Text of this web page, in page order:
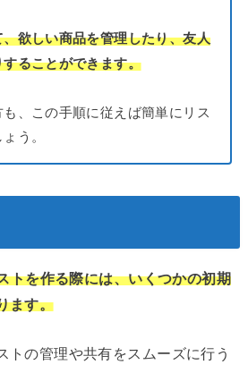
欲しい商品を管理したり、友人
ることができます。
、この手順に従えば簡単にリス
う。
トを作る際には、いくつかの初期
ます。
トの管理や共有をスムーズに行う